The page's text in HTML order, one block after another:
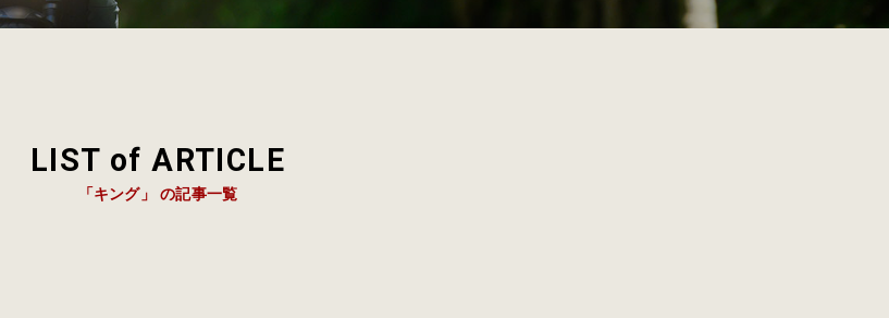
LIST of ARTICLE
「キング」 の記事一覧